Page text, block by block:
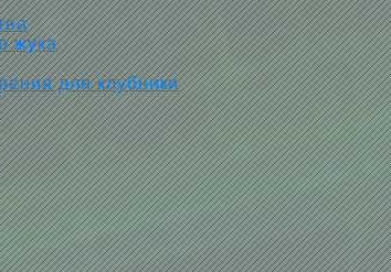
жука
для клубники